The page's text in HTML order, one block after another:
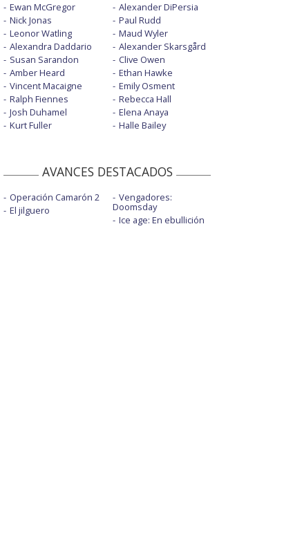
Ewan McGregor
Nick Jonas
Leonor Watling
Alexandra Daddario
Susan Sarandon
Amber Heard
Vincent Macaigne
Ralph Fiennes
Josh Duhamel
Kurt Fuller
Alexander DiPersia
Paul Rudd
Maud Wyler
Alexander Skarsgård
Clive Owen
Ethan Hawke
Emily Osment
Rebecca Hall
Elena Anaya
Halle Bailey
AVANCES DESTACADOS
Operación Camarón 2
El jilguero
Vengadores:
Doomsday
Ice age: En ebullición